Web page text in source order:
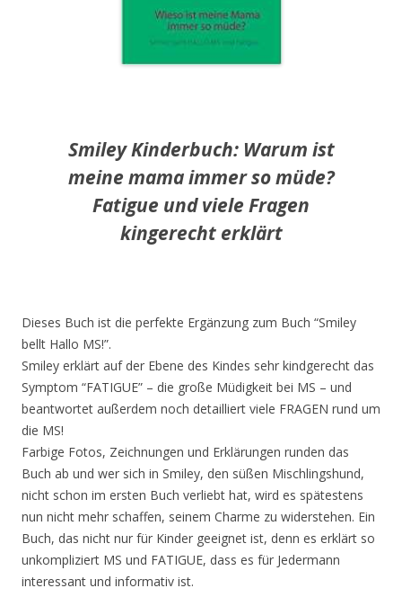
Smiley Kinderbuch: Warum ist
meine mama immer so müde?
Fatigue und viele Fragen
kingerecht erklärt
Dieses Buch ist die perfekte Ergänzung zum Buch “Smiley
bellt Hallo MS!”.
Smiley erklärt auf der Ebene des Kindes sehr kindgerecht das
Symptom “FATIGUE” – die große Müdigkeit bei MS – und
beantwortet außerdem noch detailliert viele FRAGEN rund um
die MS!
Farbige Fotos, Zeichnungen und Erklärungen runden das
Buch ab und wer sich in Smiley, den süßen Mischlingshund,
nicht schon im ersten Buch verliebt hat, wird es spätestens
nun nicht mehr schaffen, seinem Charme zu widerstehen. Ein
Buch, das nicht nur für Kinder geeignet ist, denn es erklärt so
unkompliziert MS und FATIGUE, dass es für Jedermann
interessant und informativ ist.